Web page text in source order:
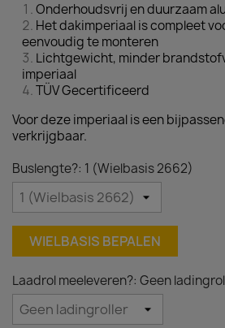
Onderhoudsvrij en duurzaam
Het dakimperiaal is compleet
eenvoudig te monteren
Lichtgewicht, minder
imperiaal
TÜV Gecertificeerd
Voor deze imperiaal is een
verkrijgbaar.
Buslengte?: 1 (Wielbasis 2662)
WIELBASIS BEPALEN
Laadrol meeleveren?: Geen